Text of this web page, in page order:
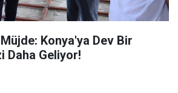
Konya'ya Dev Bir
Daha Geliyor!